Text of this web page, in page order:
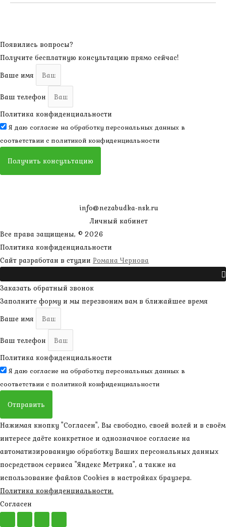
Появились вопросы?
Получите бесплатную консультацию прямо сейчас!
Ваше имя
Ваш телефон
Политика конфиденциальности
Я даю согласие на обработку персональных данных в
соответствии с политикой конфиденциальности
Получить консультацию
info@nezabudka-nsk.ru
Личный кабинет
Все права защищены, © 2026
Политика конфиденциальности
Сайт разработан в студии Романа Чернова
Заказать обратный звонок
Заполните форму и мы перезвоним вам в ближайшее время
Ваше имя
Ваш телефон
Политика конфиденциальности
Я даю согласие на обработку персональных данных в
соответствии с политикой конфиденциальности
Отправить
Нажимая кнопку "Согласен", Вы свободно, своей волей и в своём
интересе даёте конкретное и однозначное согласие на
автоматизированную обработку Ваших персональных данных
посредством сервиса "Яндекс Метрика", а также на
использование файлов Cookies в настройках браузера.
Политика конфиденциальности.
Согласен